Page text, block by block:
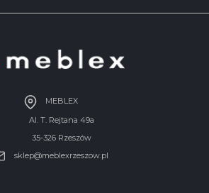
MEBLEX
Al. T. Rejtana 49a
35-326 Rzeszów
sklep@meblexrzeszow.pl